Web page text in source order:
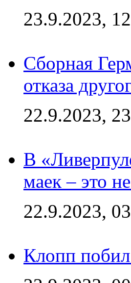
23.9.2023,
Сборная
отказа
22.9.2023,
В
маек – это
22.9.2023,
Клопп